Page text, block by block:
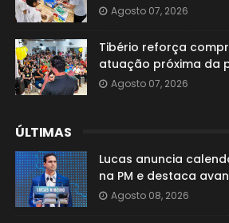
Agosto 07, 2026
Tibério reforça
atuação próxima da
Agosto 07, 2026
ÚLTIMAS
Lucas anuncia
na PM e destaca
Agosto 08, 2026